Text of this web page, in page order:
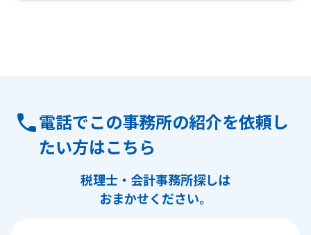
電話でこの事務所の紹介を依頼し
たい方はこちら
税理士・会計事務所探しは
おまかせください。